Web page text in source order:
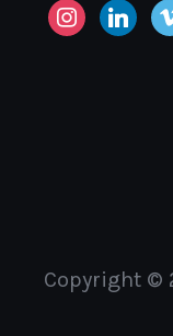
instagram
Copyright ©